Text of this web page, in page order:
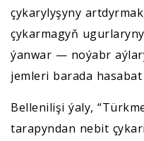
çykarylyşyny
çykarmagyň
ýanwar — noýabr
jemleri barada
Bellenilişi ýaly,
tarapyndan nebit